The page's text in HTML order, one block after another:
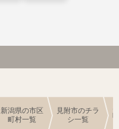
新潟県の市区
町村一覧
見附市のチラ
シ一覧